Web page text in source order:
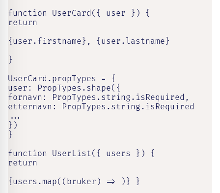
function UserCard({ user }) {
return
{user.firstname}, {user.lastname}
}
UserCard.propTypes = {
user: PropTypes.shape({
fornavn: PropTypes.string.isRequired,
etternavn: PropTypes.string.isRequired
...
})
}
function UserList({ users }) {
return
{users.map((bruker) => )} }